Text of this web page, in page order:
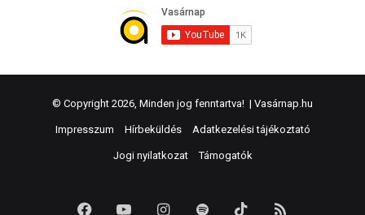
© Copyright 2026, Minden jog fenntartva! | Vasárnap.hu
Impresszum Hírbeküldés Adatkezelési tájékoztató
Jogi nyilatkozat Támogatók
FacebookYouTubeInstagram
Spotify TikTok